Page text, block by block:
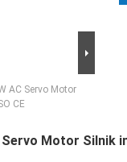
AC Servo Motor
CE
Servo Motor Silnik